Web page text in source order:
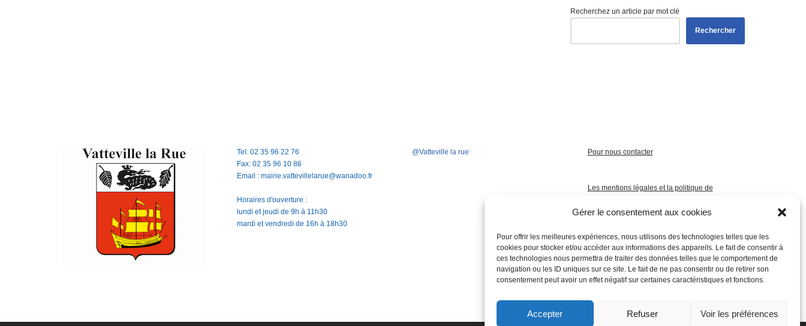
Gérer le consentement aux cookies
Pour offrir les meilleures expériences, nous utilisons des technologies telles que les
cookies pour stocker et/ou accéder aux informations des appareils. Le fait de consentir à
ces technologies nous permettra de traiter des données telles que le comportement de
navigation ou les ID uniques sur ce site. Le fait de ne pas consentir ou de retirer son
consentement peut avoir un effet négatif sur certaines caractéristiques et fonctions.
Accepter Refuser Voir les préférences
Recherchez un article par mot clé
Rechercher
Tel: 02 35 96 22 76
Fax: 02 35 96 10 86
Email : mairie.vattevillelarue@wanadoo.fr
Horaires d'ouverture :
lundi et jeudi de 9h à 11h30
mardi et vendredi de 16h à 18h30
@Vatteville la rue Pour nous contacter
Les mentions légales et la politique de